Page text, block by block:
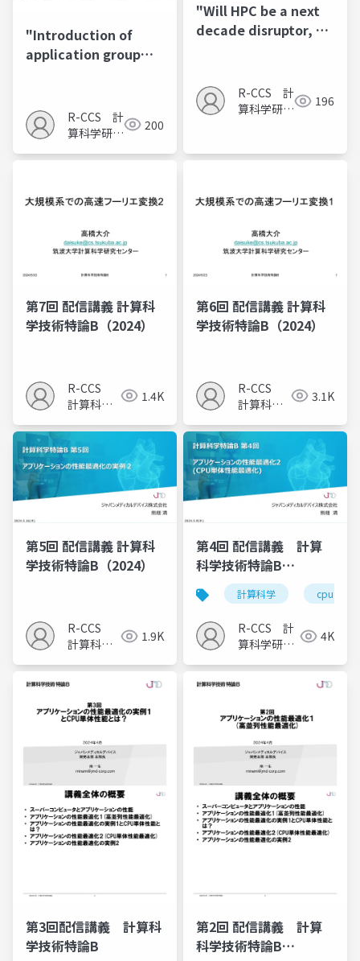
"Introduction of
application group
prospective on next-
generation
applications"
R-CCS 計
算科学研究
200
"Will HPC be a next
decade disruptor, or
R-CCS 計
算科学研究
196
第7回 配信講義 計算科
学技術特論B（2024）
R-CCS
計算科学
室
1.4K
第6回 配信講義 計算科
学技術特論B（2024）
R-CCS
計算科学
室
3.1K
第5回 配信講義 計算科
学技術特論B（2024）
R-CCS
計算科学
1.9K
第4回 配信講義 計算
科学技術特論B
（2024）計算科学 cpu単体
R-CCS 計
算科学研究
4K
第3回配信講義 計算科
学技術特論B
第2回 配信講義 計算
科学技術特論B